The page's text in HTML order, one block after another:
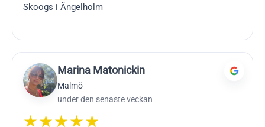
Skoogs i Ängelholm
Marina Matonickin
Malmö
under den senaste veckan
★★★★★